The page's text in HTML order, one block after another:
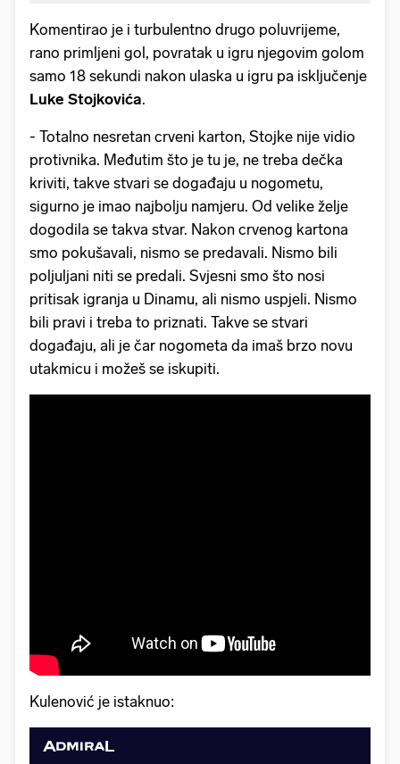
Komentirao je i turbulentno drugo poluvrijeme,
rano primljeni gol, povratak u igru njegovim golom
samo 18 sekundi nakon ulaska u igru pa isključenje
Luke Stojkovića.
- Totalno nesretan crveni karton, Stojke nije vidio
protivnika. Međutim što je tu je, ne treba dečka
kriviti, takve stvari se događaju u nogometu,
sigurno je imao najbolju namjeru. Od velike želje
dogodila se takva stvar. Nakon crvenog kartona
smo pokušavali, nismo se predavali. Nismo bili
poljuljani niti se predali. Svjesni smo što nosi
pritisak igranja u Dinamu, ali nismo uspjeli. Nismo
bili pravi i treba to priznati. Takve se stvari
događaju, ali je čar nogometa da imaš brzo novu
utakmicu i možeš se iskupiti.
Kulenović je istaknuo: